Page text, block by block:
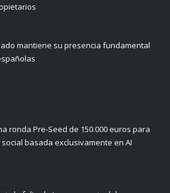
mantiene su presencia fundamental
ronda Pre-Seed de 150.000 euros para
basada exclusivamente en AI